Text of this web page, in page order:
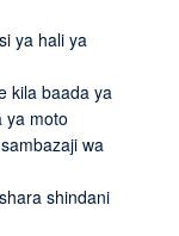
ya hali ya
kila baada ya
ya moto
wa
shindani